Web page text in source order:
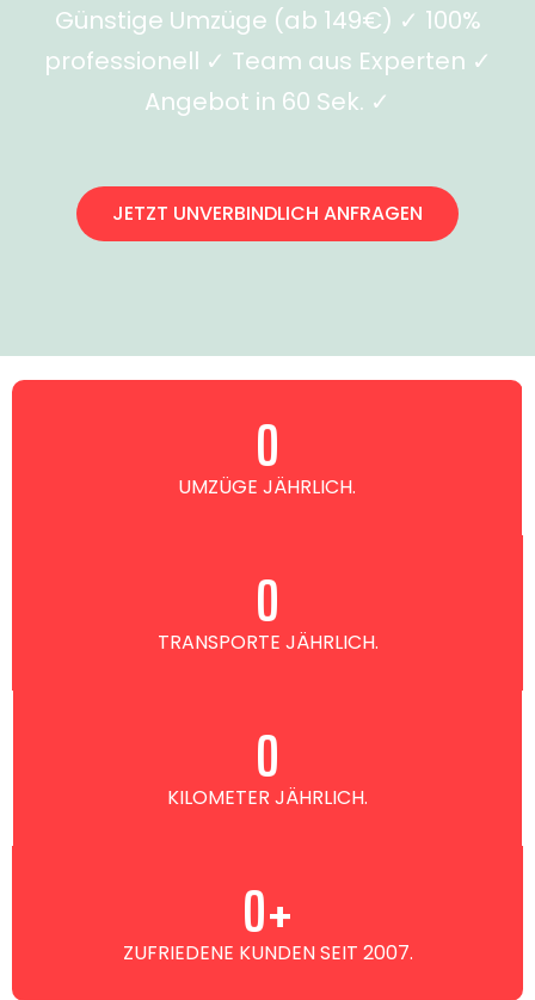
Günstige Umzüge (ab 149€) ✓ 100%
professionell ✓ Team aus Experten ✓
Angebot in 60 Sek. ✓
JETZT UNVERBINDLICH ANFRAGEN
UMZÜGE JÄHRLICH.
0
TRANSPORTE JÄHRLICH.
0
KILOMETER JÄHRLICH.
0
ZUFRIEDENE KUNDEN SEIT 2007.
0+